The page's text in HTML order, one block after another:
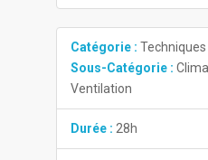
Catégorie :
Sous-Catégorie :
Ventilation
Durée : 28h